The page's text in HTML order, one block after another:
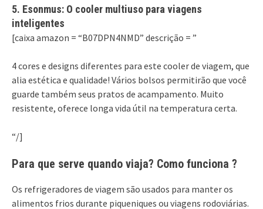
5. Esonmus: O cooler multiuso para viagens
inteligentes
[caixa amazon = “B07DPN4NMD” descrição = ”
4 cores e designs diferentes para este cooler de viagem, que
alia estética e qualidade! Vários bolsos permitirão que você
guarde também seus pratos de acampamento. Muito
resistente, oferece longa vida útil na temperatura certa.
“/]
Para que serve quando viaja? Como funciona ?
Os refrigeradores de viagem são usados ​​para manter os
alimentos frios durante piqueniques ou viagens rodoviárias.